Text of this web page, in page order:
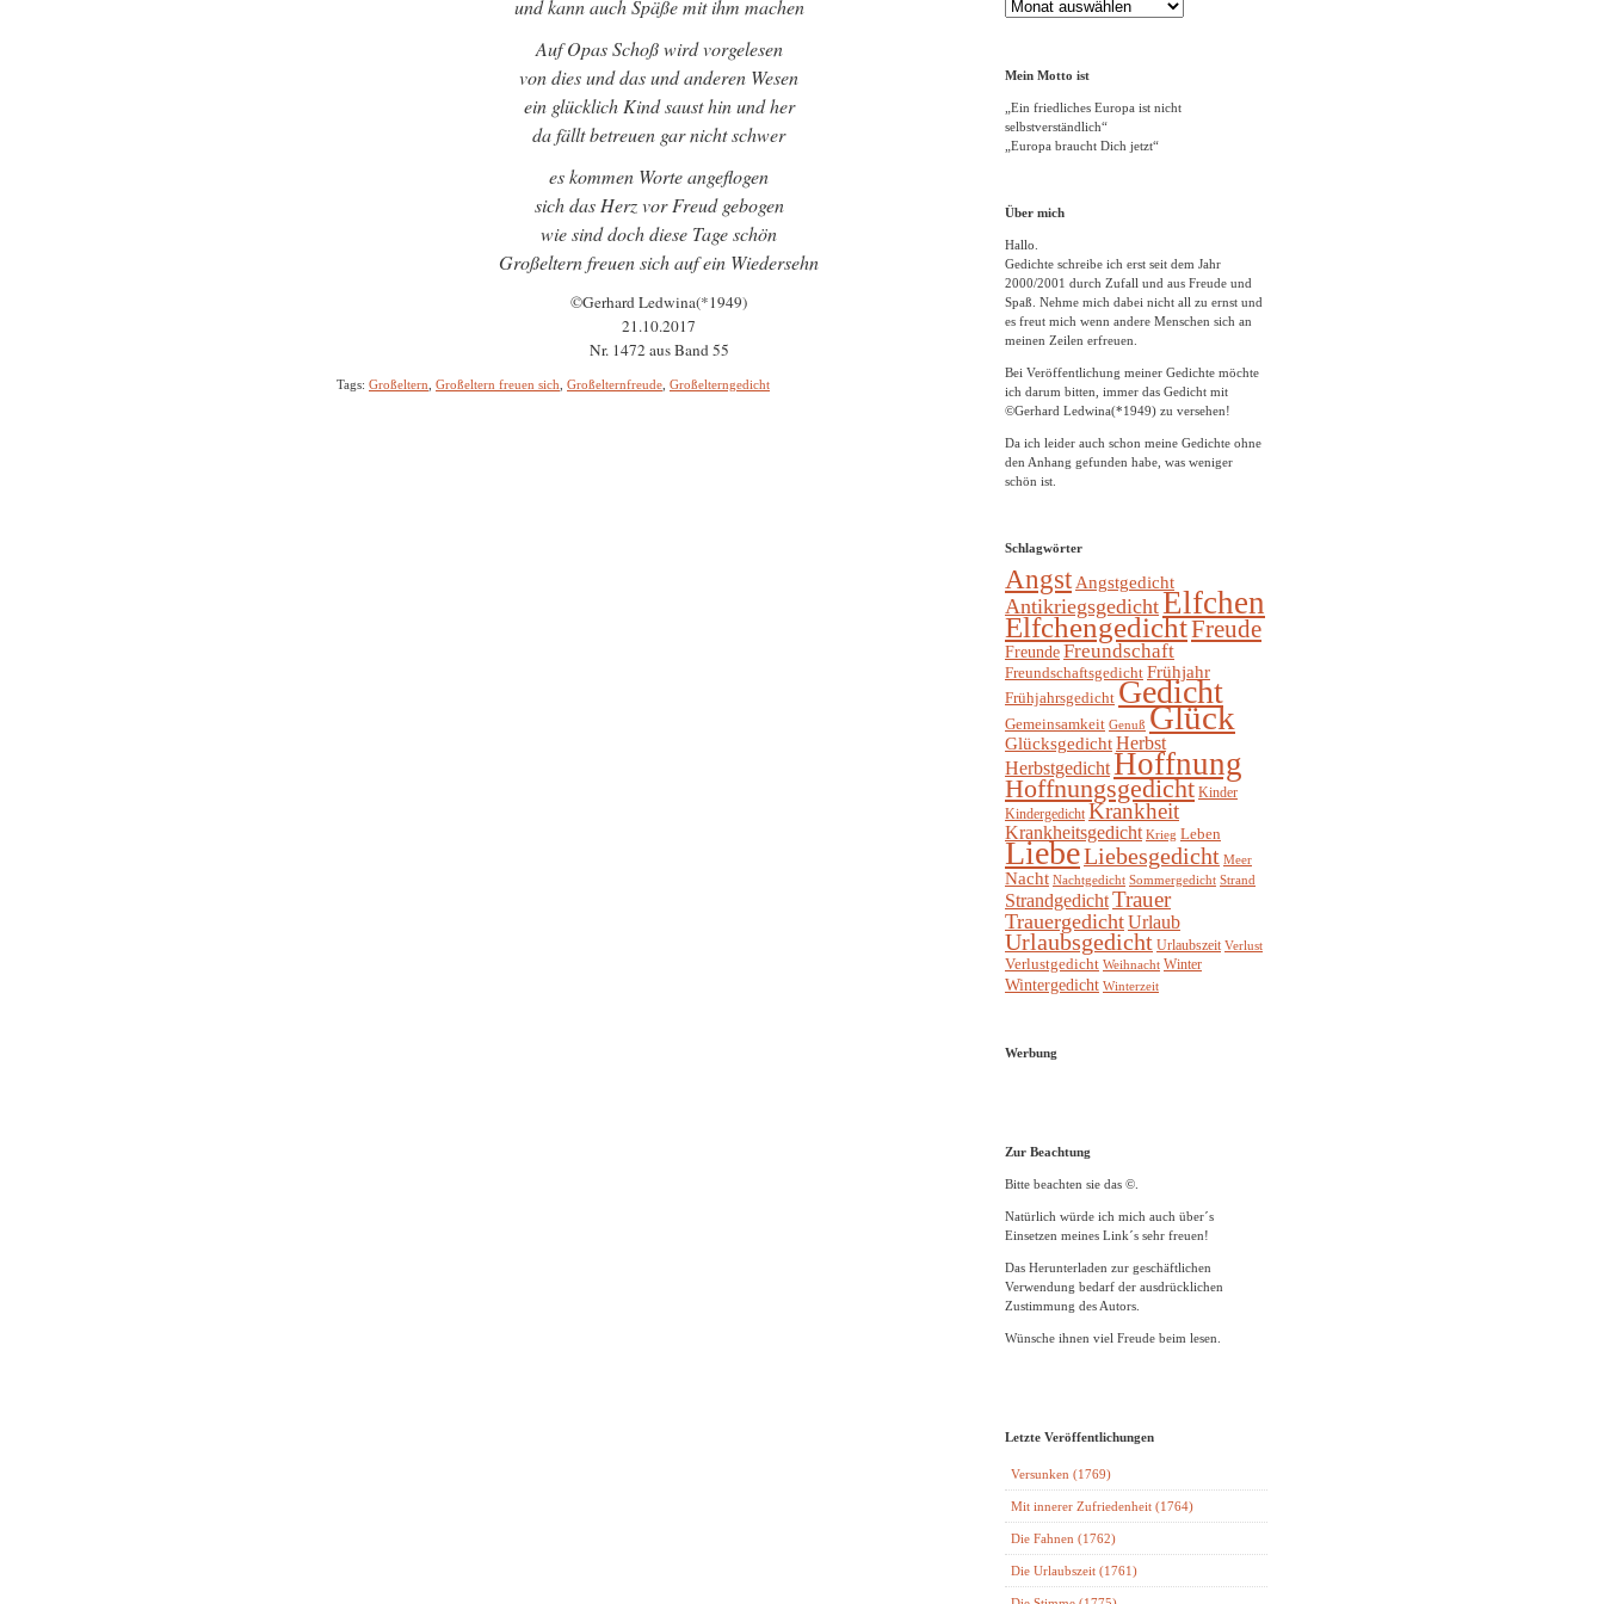
und kann auch Späße mit ihm machen
Auf Opas Schoß wird vorgelesen
von dies und das und anderen Wesen
ein glücklich Kind saust hin und her
da fällt betreuen gar nicht schwer
es kommen Worte angeflogen
sich das Herz vor Freud gebogen
wie sind doch diese Tage schön
Großeltern freuen sich auf ein Wiedersehn
©Gerhard Ledwina(*1949)
21.10.2017
Nr. 1472 aus Band 55
Tags: Großeltern Großeltern freuen sich Großelternfreude Großelterngedicht
Gedichte
Archiv
Mein Motto ist
„Ein friedliches Europa ist nicht
selbstverständlich“
„Europa braucht Dich jetzt“
Über mich
Hallo.
Gedichte schreibe ich erst seit dem Jahr
2000/2001 durch Zufall und aus Freude und
Spaß. Nehme mich dabei nicht all zu ernst und
es freut mich wenn andere Menschen sich an
meinen Zeilen erfreuen.
Bei Veröffentlichung meiner Gedichte möchte
ich darum bitten, immer das Gedicht mit
©Gerhard Ledwina(*1949) zu versehen!
Da ich leider auch schon meine Gedichte ohne
den Anhang gefunden habe, was weniger
schön ist.
Schlagwörter
Angst Angstgedicht
AntikriegsgedichtElfchen
ElfchengedichtFreude
FreundeFreundschaft
Freundschaftsgedicht Frühjahr
Frühjahrsgedicht Gedicht
Gemeinsamkeit Genuß Glück
GlücksgedichtHerbst
HerbstgedichtHoffnung
Hoffnungsgedicht Kinder
Kindergedicht Krankheit
Krankheitsgedicht Krieg Leben
LiebeLiebesgedicht Meer
Nacht Nachtgedicht Sommergedicht Strand
StrandgedichtTrauer
TrauergedichtUrlaub
Urlaubsgedicht Urlaubszeit Verlust
Verlustgedicht Weihnacht Winter
Wintergedicht Winterzeit
Werbung
Zur Beachtung
Bitte beachten sie das ©.
Natürlich würde ich mich auch über´s
Einsetzen meines Link´s sehr freuen!
Das Herunterladen zur geschäftlichen
Verwendung bedarf der ausdrücklichen
Zustimmung des Autors.
Wünsche ihnen viel Freude beim lesen.
Letzte Veröffentlichungen
Versunken (1769)
Mit innerer Zufriedenheit (1764)
Die Fahnen (1762)
Die Urlaubszeit (1761)